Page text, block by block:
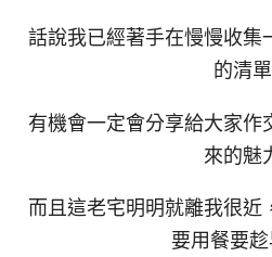
話說我已經著手在慢慢收集
的清單
有機會一定會分享給大家作
來的魅
而且這老宅明明就離我很近
要用餐要